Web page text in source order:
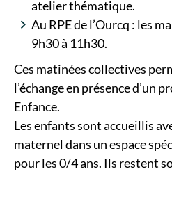
atelier thématique.
Au RPE de l’Ourcq : les
9h30 à 11h30.
Ces matinées collectives
l’échange en présence d’un
Enfance.
Les enfants sont accueillis
maternel dans un espace
pour les 0/4 ans. Ils restent